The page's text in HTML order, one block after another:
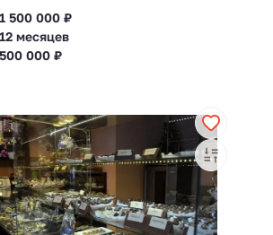
1 500 000 ₽
12 месяцев
500 000 ₽